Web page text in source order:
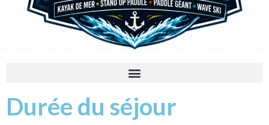
Durée du séjour